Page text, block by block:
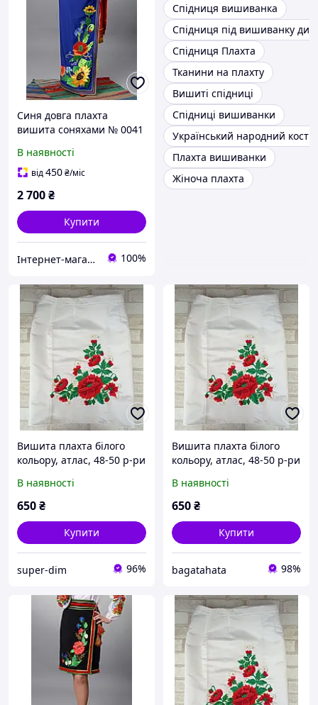
Синя довга плахта
вишита соняхами № 0041
В наявності
від450₴/міс
2 700₴
Купити
Інтернет-магазин "Folk-Style" 100%
Спідниця вишиванка
Спідниця під вишиванку
Спідниця Плахта
Тканини на плахту
Вишиті спідниці
Спідниці вишиванки
Український народний
Плахта вишиванки
Жіноча плахта
Вишита плахта білого
кольору, атлас, 48-50 р-ри
В наявності
650₴
Купити
super-dim 96%
Вишита плахта білого
кольору, атлас, 48-50 р-ри
В наявності
650₴
Купити
bagatahata 98%